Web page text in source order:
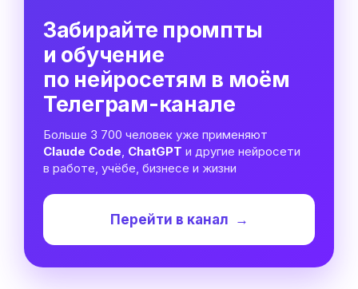
Забирайте промпты
и обучение
по нейросетям в моём
Телеграм-канале
Больше 3 700 человек уже применяют
Claude Code ChatGPT и другие нейросети
в работе, учёбе, бизнесе и жизни
Перейти в канал →